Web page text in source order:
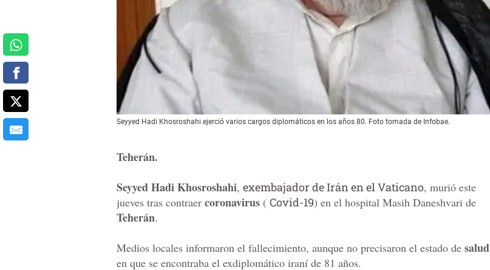
Seyyed Hadi Khosroshahi ejerció varios cargos diplomáticos en los años 80. Foto tomada de Infobae.
Teherán.
Seyyed Hadi Khosroshahi, exembajador de Irán en el Vaticano, murió este
jueves tras contraer coronavirus ( Covid-19) en el hospital Masih Daneshvari de
Teherán.
Medios locales informaron el fallecimiento, aunque no precisaron el estado de salud
en que se encontraba el exdiplomático iraní de 81 años.